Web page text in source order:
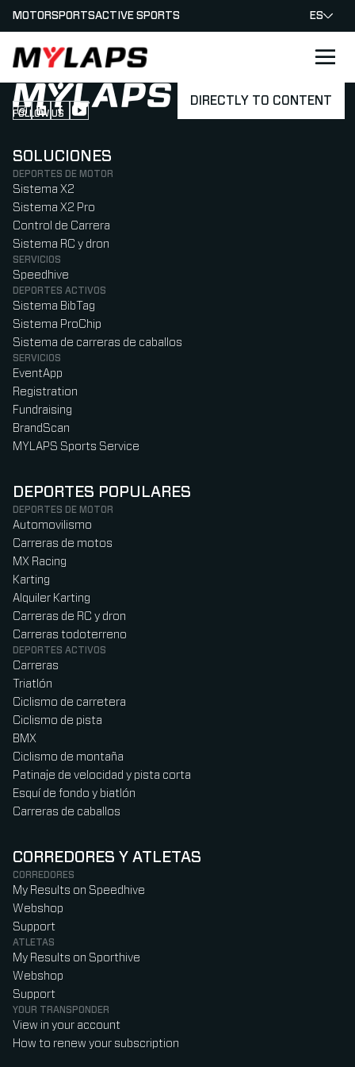
DIRECTLY TO CONTENT
LOGO MYLAPS - ESPANA
MOTORSPORTSACTIVE SPORTS ES
FOLLOW US
Follow us on Instagram (Opens in new tab)
Follow us on LinkedIn (Opens in new tab)
Follow us on Facebook (Opens in new tab)
Follow us on YouTube (Opens in new tab)
SOLUCIONES
DEPORTES DE MOTOR
Sistema X2
Sistema X2 Pro
Control de Carrera
Sistema RC y dron
SERVICIOS
Speedhive
DEPORTES ACTIVOS
Sistema BibTag
Sistema ProChip
Sistema de carreras de caballos
SERVICIOS
EventApp
Registration
Fundraising
BrandScan
MYLAPS Sports Service
DEPORTES POPULARES
DEPORTES DE MOTOR
Automovilismo
Carreras de motos
MX Racing
Karting
Alquiler Karting
Carreras de RC y dron
Carreras todoterreno
DEPORTES ACTIVOS
Carreras
Triatlón
Ciclismo de carretera
Ciclismo de pista
BMX
Ciclismo de montaña
Patinaje de velocidad y pista corta
Esquí de fondo y biatlón
Carreras de caballos
CORREDORES Y ATLETAS
CORREDORES
My Results on Speedhive
Webshop
Support
ATLETAS
My Results on Sporthive
Webshop
Support
YOUR TRANSPONDER
View in your account
How to renew your subscription